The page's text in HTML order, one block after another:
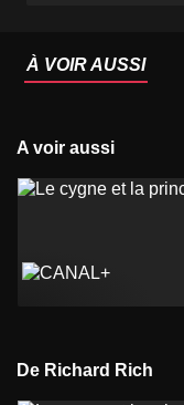
À VOIR AUSSI
A voir aussi
De Richard Rich